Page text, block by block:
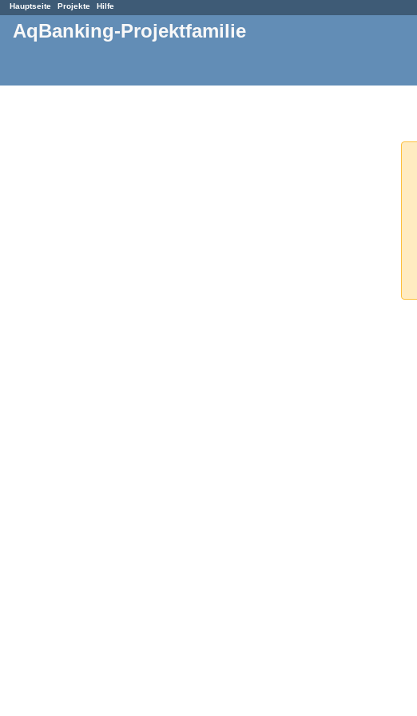
Hauptseite Projekte Hilfe
AqBanking-Projektfamilie